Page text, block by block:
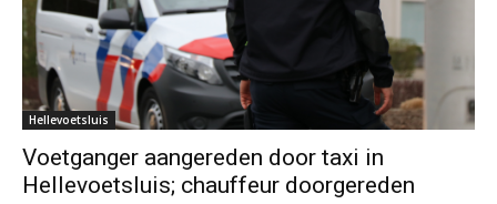
Hellevoetsluis
Voetganger aangereden door taxi in
Hellevoetsluis; chauffeur doorgereden